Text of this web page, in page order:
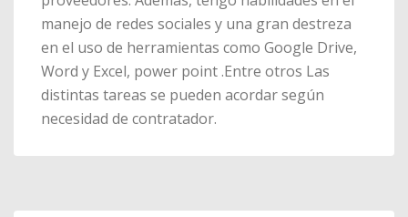
manejo de redes sociales y una gran destreza
en el uso de herramientas como Google Drive,
Word y Excel, power point .Entre otros Las
distintas tareas se pueden acordar según
necesidad de contratador.